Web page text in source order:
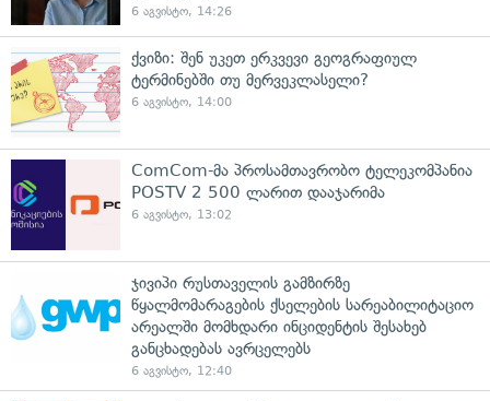
6 აგვისტო, 14:26
ქვიზი: შენ უკეთ ერკვევი გეოგრაფიულ
ტერმინებში თუ მერვეკლასელი?
6 აგვისტო, 14:00
ComCom-მა პროსამთავრობო ტელეკომპანია
POSTV 2 500 ლარით დააჯარიმა
6 აგვისტო, 13:02
ჯივიპი რუსთაველის გამზირზე
წყალმომარაგების ქსელების სარეაბილიტაციო
არეალში მომხდარი ინციდენტის შესახებ
განცხადებას ავრცელებს
6 აგვისტო, 12:40